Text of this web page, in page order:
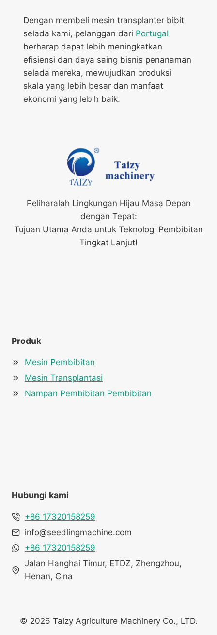
Dengan membeli mesin transplanter bibit
selada kami, pelanggan dari Portugal
berharap dapat lebih meningkatkan
efisiensi dan daya saing bisnis penanaman
selada mereka, mewujudkan produksi
skala yang lebih besar dan manfaat
ekonomi yang lebih baik.
Peliharalah Lingkungan Hijau Masa Depan
dengan Tepat:
Tujuan Utama Anda untuk Teknologi Pembibitan
Tingkat Lanjut!
Produk
Mesin Pembibitan
Mesin Transplantasi
Nampan Pembibitan Pembibitan
Hubungi kami
+86 17320158259
info@seedlingmachine.com
+86 17320158259
Jalan Hanghai Timur, ETDZ, Zhengzhou,
Henan, Cina
© 2026 Taizy Agriculture Machinery Co., LTD.